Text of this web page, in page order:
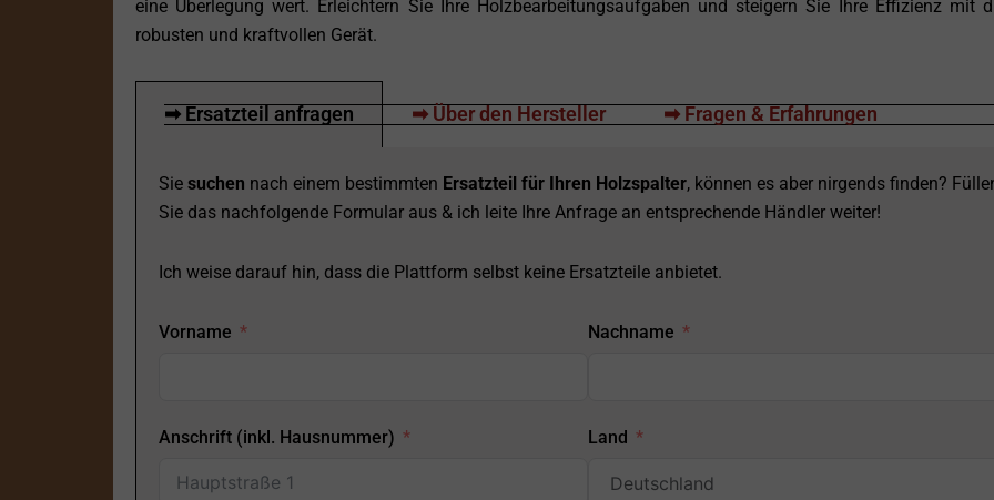
eine Überlegung wert. Erleichtern Sie Ihre Holzbearbeitungsaufgaben und steigern Sie Ihre Effizienz mit
robusten und kraftvollen Gerät.
➡ Ersatzteil anfragen ➡ Über den Hersteller ➡ Fragen & Erfahrungen
Sie suchen nach einem bestimmten Ersatzteil für Ihren Holzspalter, können es aber nirgends finden?
Sie das nachfolgende Formular aus & ich leite Ihre Anfrage an entsprechende Händler weiter!
Ich weise darauf hin, dass die Plattform selbst keine Ersatzteile anbietet.
Vorname Nachname
Anschrift (inkl. Hausnummer) Land